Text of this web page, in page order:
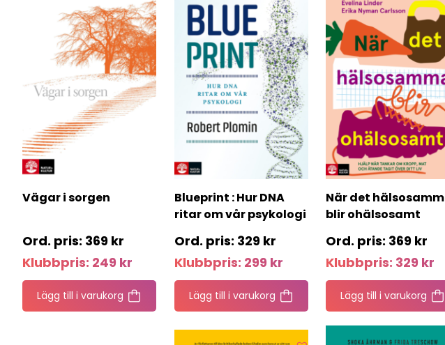
Vägar i sorgen
369 kr
Klubbpris: 249 kr
Lägg till i varukorg
Blueprint : Hur DNA
ritar om vår psykologi
329 kr
Klubbpris: 299 kr
Lägg till i varukorg
När det
blir ohälsosamt
369 kr
Klubbpris: 329 kr
Lägg till i varukorg